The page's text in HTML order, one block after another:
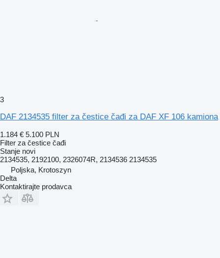
3
DAF 2134535 filter za čestice čađi za DAF XF 106 kamiona
1.184 € 5.100 PLN
Filter za čestice čađi
Stanje novi
2134535, 2192100, 2326074R, 2134536 2134535
Poljska, Krotoszyn
Delta
Kontaktirajte prodavca